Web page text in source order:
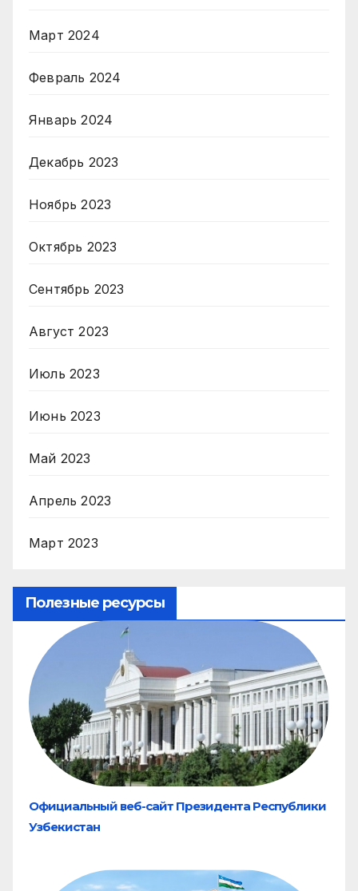
Март 2024
Февраль 2024
Январь 2024
Декабрь 2023
Ноябрь 2023
Октябрь 2023
Сентябрь 2023
Август 2023
Июль 2023
Июнь 2023
Май 2023
Апрель 2023
Март 2023
Полезные ресурсы
Официальный веб-сайт Президента Республики
Узбекистан